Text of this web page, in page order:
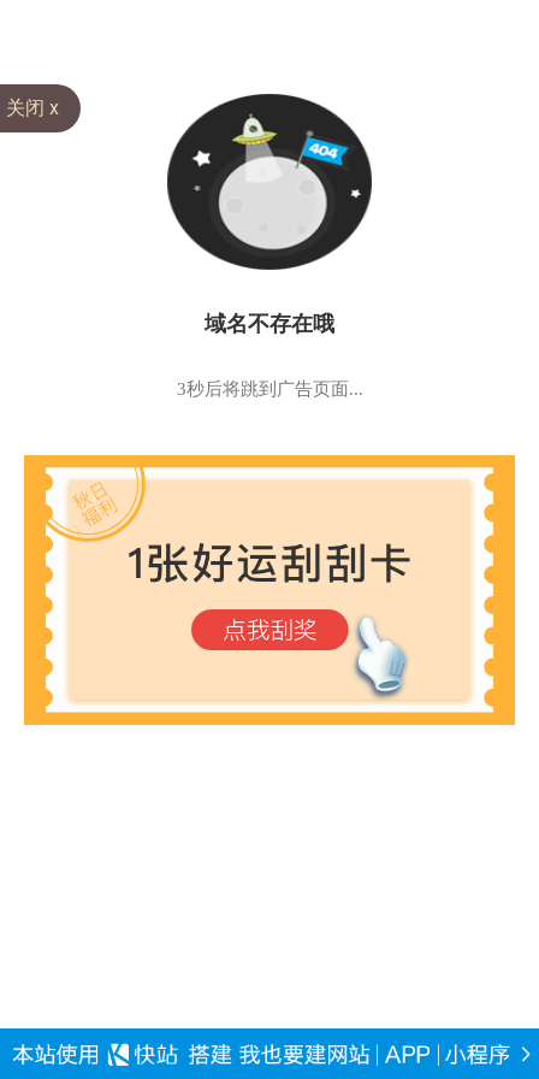
域名不存在哦
3秒后将跳到广告页面...
关闭 x